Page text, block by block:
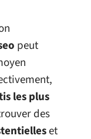
peut
les plus
des
et